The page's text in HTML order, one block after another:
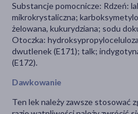
Substancje pomocnicze: Rdzeń:
mikrokrystaliczna;
żelowana, kukurydziana; sodu
Otoczka:
dwutlenek (E171); talk;
(E172).
Dawkowanie
Ten lek należy zawsze stosować